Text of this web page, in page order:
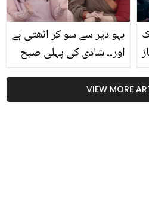
بہو دیر سے سو کر اٹھتی ہے
اور۔۔ شادی کی پہلی صبح
نے کیا کہا تھا؟ بہو نے اصل
کہانی بتا دی
VIEW MORE